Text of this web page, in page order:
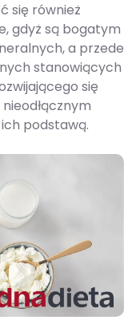
się również
gdyż są bogatym
a przede
stanowiących
się
podstawą.